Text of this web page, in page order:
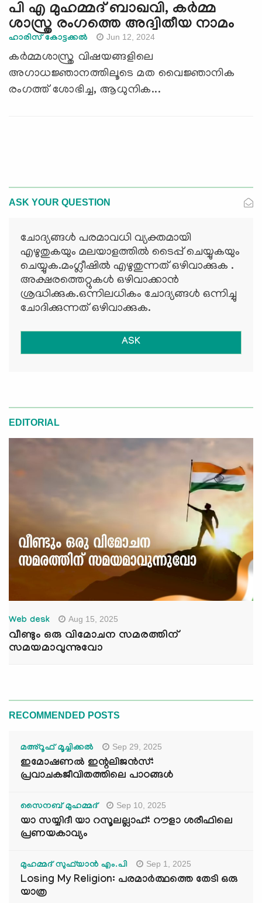
പി എ മുഹമ്മദ് ബാഖവി, കർമ്മ
ശാസ്ത്ര രംഗത്തെ അദ്വിതീയ നാമം
ഹാരിസ് കോട്ടക്കൽ Jun 12, 2024
കർമ്മശാസ്ത്ര വിഷയങ്ങളിലെ
അഗാധജ്ഞാനത്തിലൂടെ മത വൈജ്ഞാനിക
രംഗത്ത് ശോഭിച്ച, ആധുനിക...
ASK YOUR QUESTION
ചോദ്യങ്ങള്‍ പരമാവധി വ്യക്തമായി
എഴുതുകയും മലയാളത്തില്‍ ടൈപ്പ് ചെയ്യുകയും
ചെയ്യുക.മംഗ്ലീഷില്‍ എഴുതുന്നത് ഒഴിവാക്കുക .
അക്ഷരത്തെറ്റുകള്‍ ഒഴിവാക്കാന്‍
ശ്രദ്ധിക്കുക.ഒന്നിലധികം ചോദ്യങ്ങള്‍ ഒന്നിച്ചു
ചോദിക്കുന്നത് ഒഴിവാക്കുക.
ASK
EDITORIAL
Web desk Aug 15, 2025
വീണ്ടും ഒരു വിമോചന സമരത്തിന്
സമയമാവുന്നുവോ
RECOMMENDED POSTS
മഅ്റൂഫ് മൂച്ചിക്കല്‍ Sep 29, 2025
ഇമോഷണൽ ഇന്റലിജൻസ്:
പ്രവാചകജീവിതത്തിലെ പാഠങ്ങൾ
സൈനബ് മുഹമ്മദ് Sep 10, 2025
യാ സയ്യിദീ യാ റസൂലല്ലാഹ്: റൗളാ ശരീഫിലെ
പ്രണയകാവ്യം
മുഹമ്മദ് സുഫ്‌യാൻ എം.പി Sep 1, 2025
Losing My Religion: പരമാർത്ഥത്തെ തേടി ഒരു
യാത്ര